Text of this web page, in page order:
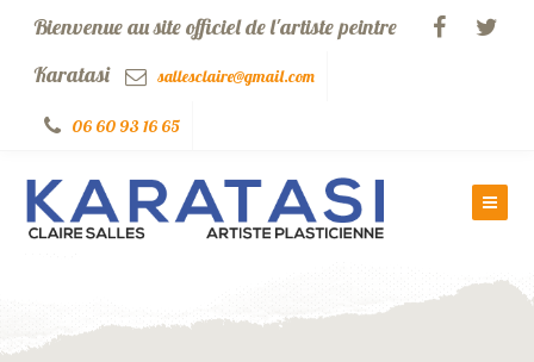
Bienvenue au site officiel de l'artiste peintre
Karatasi
sallesclaire@gmail.com
06 60 93 16 65